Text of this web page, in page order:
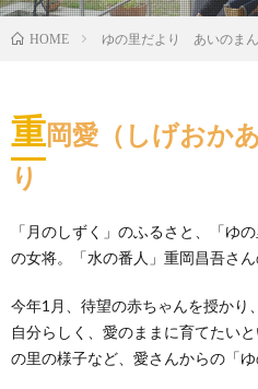
HOME ゆの里だより あいのまん
重岡愛（しげおか
り
「月のしずく」のふるさと、「ゆ
の女将。「水の番人」重岡昌吾さん
今年1月、待望の赤ちゃんを授かり
自分らしく、愛のままに育てたい
の里の様子など、愛さんからの「ゆ